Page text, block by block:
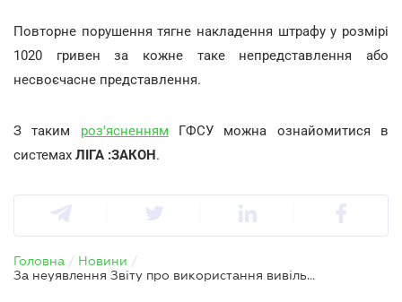
Повторне порушення тягне накладення штрафу у розмірі
1020 гривен за кожне таке непредставлення або
несвоєчасне представлення.
З таким роз'ясненням ГФСУ можна ознайомитися в
системах ЛІГА :ЗАКОН.
Головна / Новини /
За неуявлення Звіту про використання вивільнених засобів - штраф